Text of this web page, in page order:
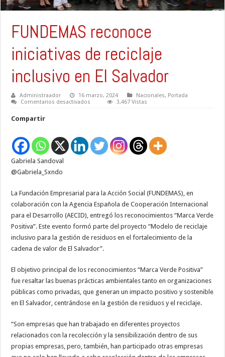
FUNDEMAS reconoce
iniciativas de reciclaje
inclusivo en El Salvador
Administraador 16 marzo, 2024 Nacionales, Portada
Comentarios desactivados
inclusivo
en
El
3,467 Vistas
Compartir
Gabriela Sandoval
@Gabriela_Sxndo
La Fundación Empresarial para la Acción Social (FUNDEMAS), en
colaboración con la Agencia Española de Cooperación Internacional
para el Desarrollo (AECID), entregó los reconocimientos “Marca Verde
Positiva”. Este evento formó parte del proyecto “Modelo de reciclaje
inclusivo para la gestión de residuos en el fortalecimiento de la
cadena de valor de El Salvador”.
El objetivo principal de los reconocimientos “Marca Verde Positiva”
fue resaltar las buenas prácticas ambientales tanto en organizaciones
públicas como privadas, que generan un impacto positivo y sostenible
en El Salvador, centrándose en la gestión de residuos y el reciclaje.
“Son empresas que han trabajado en diferentes proyectos
relacionados con la recolección y la sensibilización dentro de sus
propias empresas, pero, también, han participado otras empresas